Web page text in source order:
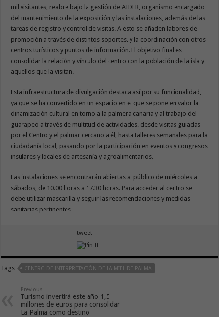
mil visitantes, reabre bajo la gestión de AIDER, organismo encargado
del mantenimiento de la exposición y las instalaciones, además de las
tareas de registro y control de visitas. A esto se añaden labores de
promoción a través de distintos soportes, y la coordinación con otros
centros turísticos y puntos de información. El objetivo final es
consolidar la relación y vínculo del centro con la población de la isla y
aquellos que la visitan.
Esta infraestructura de divulgación destaca así por su funcionalidad,
ya que se ha convertido en un espacio en el que se pone en valor la
dinamización cultural en torno a la palmera canaria y al trabajo del
guarapeo a través de multitud de actividades, desde visitas guiadas
por el Centro y el palmar cercano a él, hasta talleres semanales para la
ciudadanía local, pasando por la participación en eventos y congresos
insulares y locales de artesanía y agroalimentarios.
Las instalaciones se encontrarán abiertas al público de miércoles a
sábados, de 10.00 horas a 17.30 horas. Para acceder al centro se
debe utilizar mascarilla y seguir las recomendaciones y medidas
sanitarias pertinentes.
tweet
Tags CENTRO DE INTERPRETACIÓN DE LA MIEL DE PALMA
Previous
Turismo invertirá este año 1,5
millones de euros para consolidar
La Palma como destino